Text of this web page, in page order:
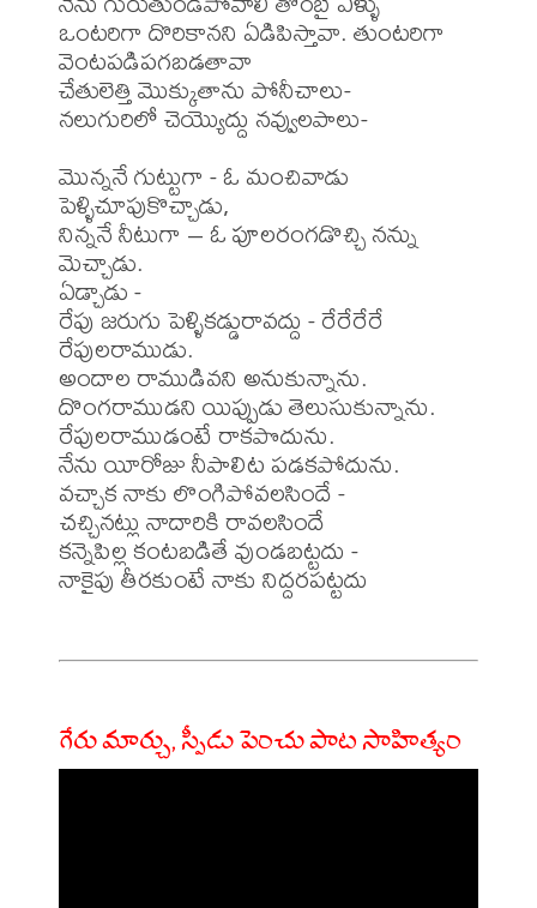
ఒంటరిగా దొరికానని ఏడిపిస్తావా. తుంటరిగా
వెంటపడిపగబడతావా
చేతులెత్తి మొక్కుతాను పోనీచాలు-
నలుగురిలో చెయ్యొద్దు నవ్వులపాలు-
మొన్ననే గుట్టుగా - ఓ మంచివాడు
పెళ్ళిచూపుకొచ్చాడు,
నిన్ననే నీటుగా – ఓ పూలరంగడొచ్చి నన్ను
మెచ్చాడు.
ఏడ్చాడు -
రేపు జరుగు పెళ్ళికడ్డురావద్దు - రేరేరేరే
రేపులరాముడు.
అందాల రాముడివని అనుకున్నాను.
దొంగరాముడని యిప్పుడు తెలుసుకున్నాను.
రేపులరాముడంటే రాకపొదును.
నేను యీరోజు నీపాలిట పడకపోదును.
వచ్చాక నాకు లొంగిపోవలసిందే -
చచ్చినట్లు నాదారికి రావలసిందే
కన్నెపిల్ల కంటబడితే వుండబట్టదు -
నాకైపు తీరకుంటే నాకు నిద్దరపట్టదు
గేరు మార్చు, స్పీడు పెంచు పాట సాహిత్యం